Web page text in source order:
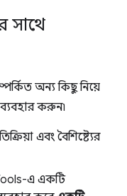
সাথে
অন্য কিছু নিয়ে
করুন৷
এবং বৈশিষ্ট্যের
এ একটি